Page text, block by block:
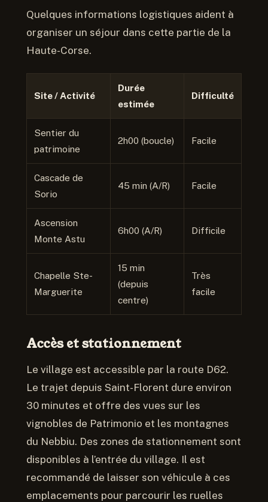
Quelques informations logistiques aident à
organiser un séjour dans cette partie de la
Haute-Corse.
Site / Activité
Durée
estimée
Difficulté
Sentier du
patrimoine
2h00 (boucle) Facile
Cascade de
Sorio
45 min (A/R) Facile
Ascension
Monte Astu
6h00 (A/R) Difficile
Chapelle Ste-
Marguerite
15 min
(depuis
centre)
Très
facile
Accès et stationnement
Le village est accessible par la route D62.
Le trajet depuis Saint-Florent dure environ
30 minutes et offre des vues sur les
vignobles de Patrimonio et les montagnes
du Nebbiu. Des zones de stationnement sont
disponibles à l’entrée du village. Il est
recommandé de laisser son véhicule à ces
emplacements pour parcourir les ruelles